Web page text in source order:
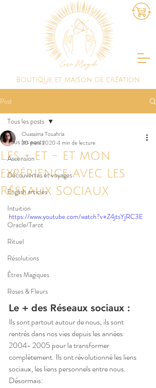
Boutique et maison de création
Post
Tous les posts
Ascension
Découvertes et voyages
English articles
Intuition
Oracle/Tarot
Rituel
Résolutions
Êtres Magiques
Roses & Fleurs
Tous les posts
Les + et - et mon
expérience avec les
Réseaux Sociaux
Ouassima Touahria
20 mars 2020 4 min de lecture
https://www.youtube.com/watch?v=Z4jtsYjRC3E
Le + des Réseaux sociaux :
Ils sont partout autour de nous, ils sont
rentrés dans nos vies depuis les années
2004- 2005 pour la transformer
complètement. Ils ont révolutionné les liens
sociaux, les liens personnels entre nous.
Désormais: